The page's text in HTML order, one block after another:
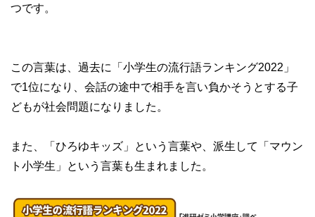
つです。
この言葉は、過去に「小学生の流行語ランキング2022」
で1位になり、会話の途中で相手を言い負かそうとする子
どもが社会問題になりました。
また、「ひろゆキッズ」という言葉や、派生して「マウン
ト小学生」という言葉も生まれました。